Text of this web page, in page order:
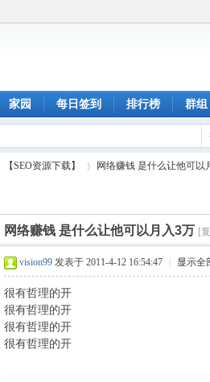
家园 每日签到 排行榜 群组
【SEO资源下载】
›
网络赚钱 是什么让他可以
网络赚钱 是什么让他可以月入3万 [
vision99 发表于 2011-4-12 16:54:47 显示全
很有哲理的开
很有哲理的开
很有哲理的开
很有哲理的开